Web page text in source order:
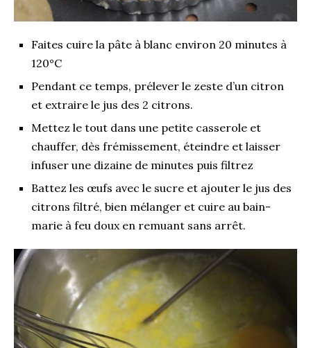
Faites cuire la pâte à blanc environ 20 minutes à
120°C
Pendant ce temps, prélever le zeste d’un citron
et extraire le jus des 2 citrons.
Mettez le tout dans une petite casserole et
chauffer, dès frémissement, éteindre et laisser
infuser une dizaine de minutes puis filtrez
Battez les œufs avec le sucre et ajouter le jus des
citrons filtré, bien mélanger et cuire au bain-
marie à feu doux en remuant sans arrêt.